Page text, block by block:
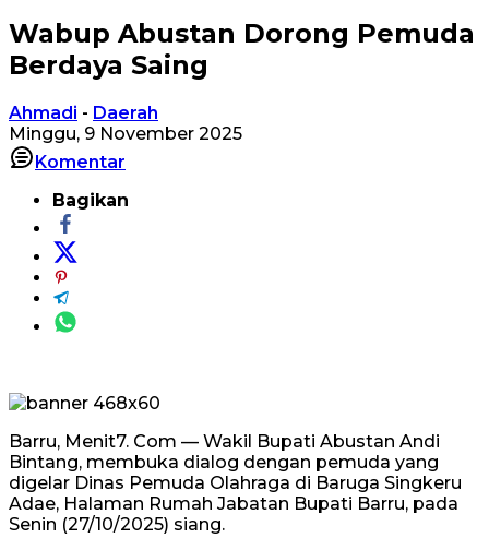
Wabup Abustan Dorong Pemuda
Berdaya Saing
Ahmadi - Daerah
Minggu, 9 November 2025
Komentar
Bagikan
Barru, Menit7. Com — Wakil Bupati Abustan Andi
Bintang, membuka dialog dengan pemuda yang
digelar Dinas Pemuda Olahraga di Baruga Singkeru
Adae, Halaman Rumah Jabatan Bupati Barru, pada
Senin (27/10/2025) siang.